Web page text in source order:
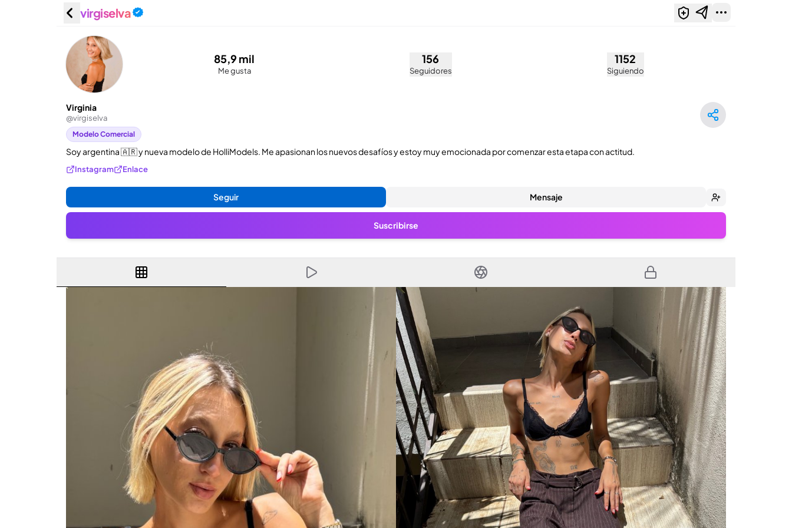
virgiselva
85,9 mil
Me gusta
156
Seguidores
1152
Siguiendo
Virginia
@virgiselva
Modelo Comercial
Soy argentina 🇦🇷 y nueva modelo de HolliModels. Me apasionan los nuevos desafíos y estoy muy emocionada por comenzar esta etapa con actitud.
Instagram Enlace
Seguir Mensaje
Suscribirse